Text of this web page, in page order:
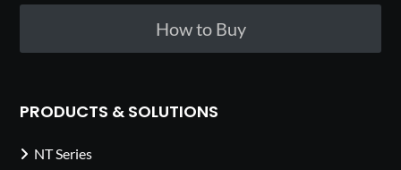
How to Buy
PRODUCTS & SOLUTIONS
NT Series